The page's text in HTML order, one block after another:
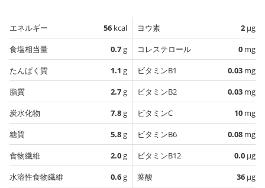
エネルギー 56 kcal
食塩相当量
0.7g
たんぱく質
1.1 g
脂質
2.7g
炭水化物
7.8g
糖質
5.8g
食物繊維
2.0g
水溶性食物繊維
0.6g
ヨウ素 2 µg
コレステロール
0 mg
ビタミンB1
0.03 mg
ビタミンB2
0.03 mg
ビタミンC
10 mg
ビタミンB6
0.08 mg
ビタミンB12
0.0 µg
葉酸
36 µg